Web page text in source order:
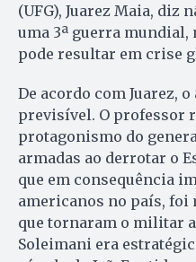
(UFG), Juarez Maia, diz
uma 3ª guerra
pode resultar em crise
De acordo com Juarez,
previsível. O professor
protagonismo do
armadas ao derrotar o
que em consequência
americanos no país, foi
que tornaram o militar
Soleimani era